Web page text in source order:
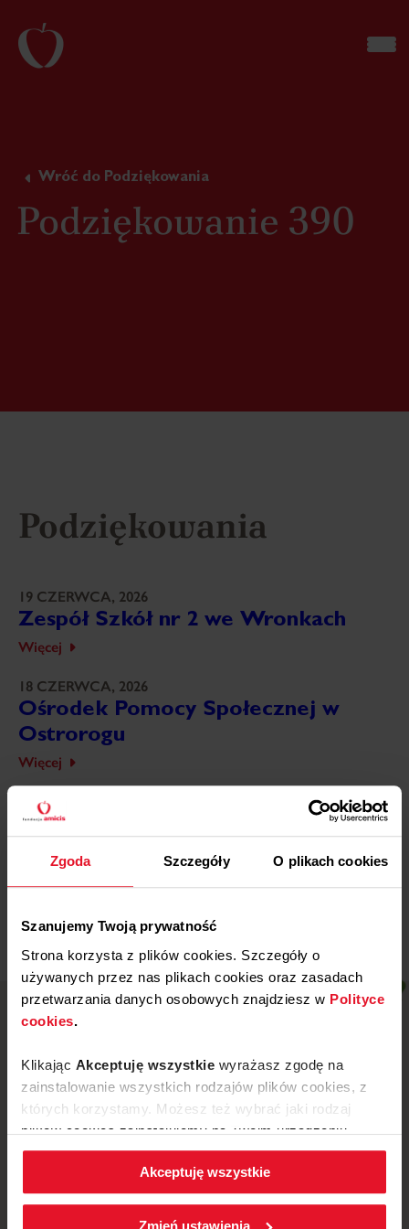
Zgoda Szczegóły O plikach cookies
Szanujemy Twoją prywatność
Strona korzysta z plików cookies. Szczegóły o
używanych przez nas plikach cookies oraz zasadach
przetwarzania danych osobowych znajdziesz w Polityce
cookies.
Klikając Akceptuję wszystkie wyrażasz zgodę na
zainstalowanie wszystkich rodzajów plików cookies, z
których korzystamy. Możesz też wybrać jaki rodzaj
plików cookies zainstalujemy na Twoim urządzeniu,
klikającZmień ustawienia.
W każdej chwili możesz zmienić wybrane przez Ciebie
ustawienia plików cookies wchodząc w zakładkę
Akceptuję wszystkie
Zmień ustawienia
Wróć do Podziękowania
Podziękowanie 390
Podziękowania
19 CZERWCA, 2026
Zespół Szkół nr 2 we Wronkach
Więcej
18 CZERWCA, 2026
Ośrodek Pomocy Społecznej w
Ostrorogu
Więcej
18 CZERWCA, 2026
Wojewódzki Szpital
Specjalistyczny w Legnicy
ul. Mickiewicza 52, 64-510 Wronki